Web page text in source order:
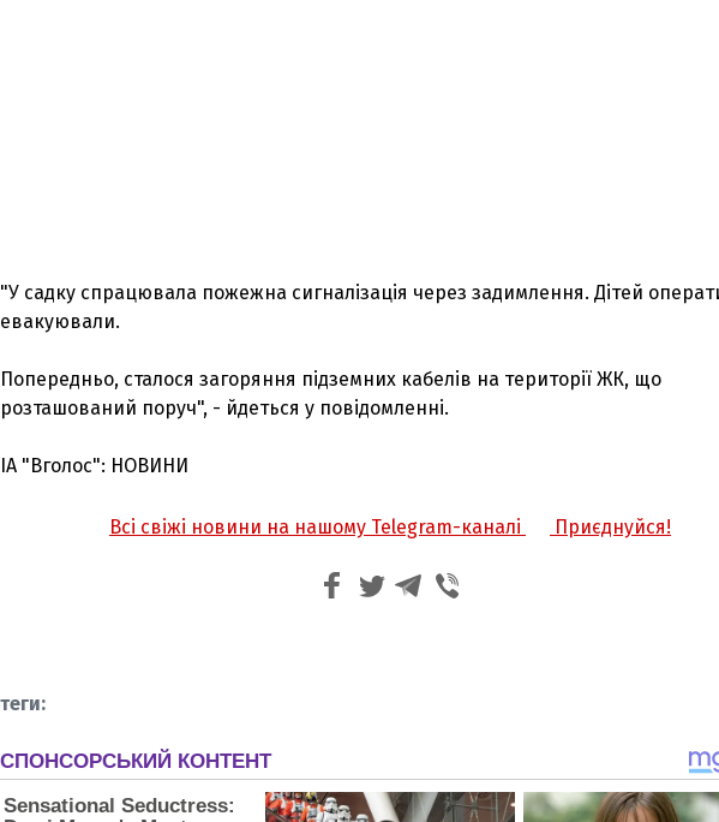
"У садку спрацювала пожежна сигналізація через задимлення. Дітей
евакуювали.
Попередньо, сталося загоряння підземних кабелів на території ЖК, що
розташований поруч", - йдеться у повідомленні.
ІА "Вголос": НОВИНИ
Всі свіжі новини на нашому Telegram-каналі Приєднуйся!